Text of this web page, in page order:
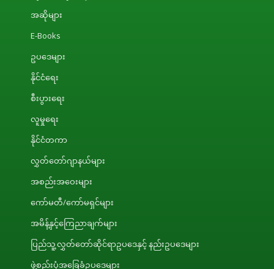
အဆိုများ
E-Books
ဥပဒေများ
နိုင်ငံရေး
စီးပွားရေး
လူမှုရေး
နိုင်ငံတကာ
လွှတ်တော်ဂျာနယ်များ
အစည်းအဝေးများ
ကော်မတီ/ကော်မရှင်များ
အမိန့်နှင့်ကြေညာချက်များ
ပြည်သူ့လွှတ်တော်ဆိုင်ရာဥပဒေနှင့် နည်းဥပဒေများ
ဖွဲ့စည်းပုံအခြေခံဥပဒေများ